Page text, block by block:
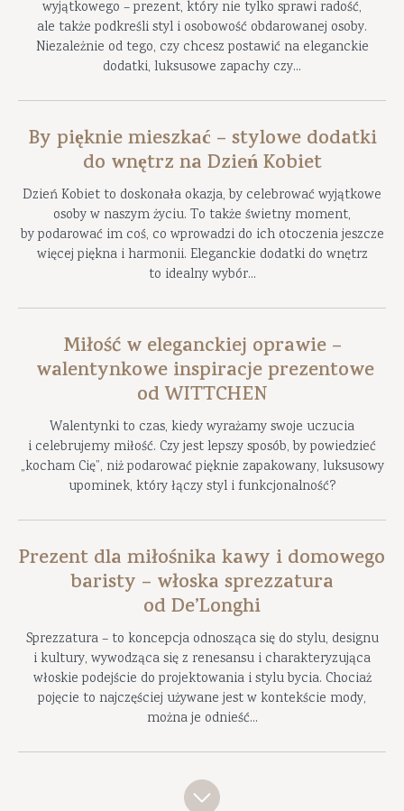
wyjątkowego – prezent, który nie tylko sprawi radość,
ale także podkreśli styl i osobowość obdarowanej osoby.
Niezależnie od tego, czy chcesz postawić na eleganckie
dodatki, luksusowe zapachy czy...
By pięknie mieszkać – stylowe dodatki
do wnętrz na Dzień Kobiet
Dzień Kobiet to doskonała okazja, by celebrować wyjątkowe
osoby w naszym życiu. To także świetny moment,
by podarować im coś, co wprowadzi do ich otoczenia jeszcze
więcej piękna i harmonii. Eleganckie dodatki do wnętrz
to idealny wybór...
Miłość w eleganckiej oprawie –
walentynkowe inspiracje prezentowe
od WITTCHEN
Walentynki to czas, kiedy wyrażamy swoje uczucia
i celebrujemy miłość. Czy jest lepszy sposób, by powiedzieć
„kocham Cię”, niż podarować pięknie zapakowany, luksusowy
upominek, który łączy styl i funkcjonalność?
Prezent dla miłośnika kawy i domowego
baristy – włoska sprezzatura
od De’Longhi
Sprezzatura – to koncepcja odnosząca się do stylu, designu
i kultury, wywodząca się z renesansu i charakteryzująca
włoskie podejście do projektowania i stylu bycia. Chociaż
pojęcie to najczęściej używane jest w kontekście mody,
można je odnieść...